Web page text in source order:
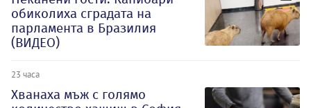
обиколиха сградата на
парламента в Бразилия
(ВИДЕО)
23 часа
Хванаха мъж с голямо